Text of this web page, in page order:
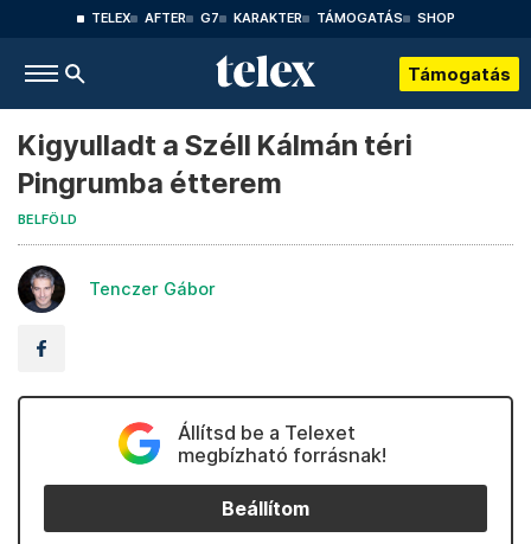
TELEX AFTER G7 KARAKTER TÁMOGATÁS SHOP
Támogatás
Kigyulladt a Széll Kálmán téri
Pingrumba étterem
BELFÖLD
Tenczer Gábor
Állítsd be a Telexet
megbízható forrásnak!
Beállítom